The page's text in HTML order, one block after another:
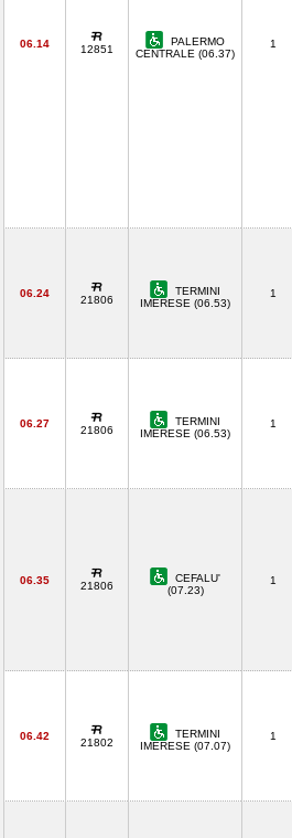
06.14 12851
PALERMO
CENTRALE (06.37)
1
06.24
21806
TERMINI
IMERESE (06.53)
1
06.27
21806
TERMINI
IMERESE (06.53)
1
06.35 21806
CEFALU'
(07.23)
1
06.42
21802
TERMINI
IMERESE (07.07)
1